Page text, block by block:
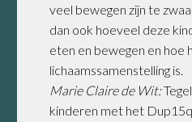
veel bewegen zijn te
dan ook hoeveel deze
eten en bewegen en hoe
lichaamssamenstelling is.
Marie Claire de Wit:
kinderen met het